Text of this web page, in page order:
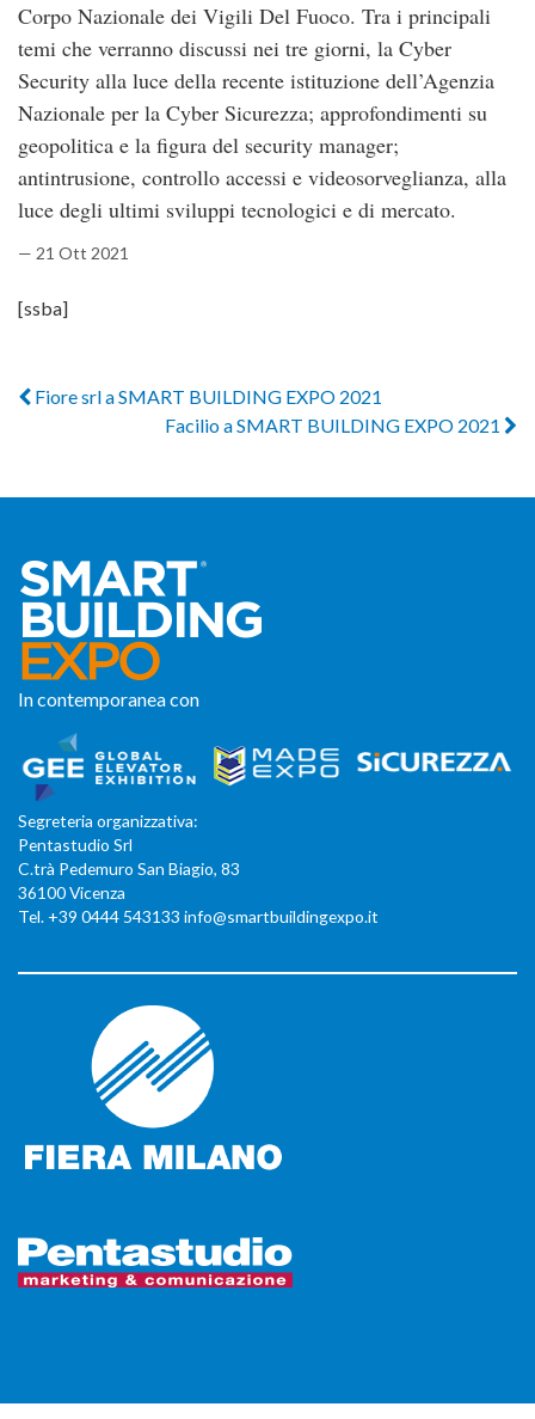
Corpo Nazionale dei Vigili Del Fuoco. Tra i principali
temi che verranno discussi nei tre giorni, la Cyber
Security alla luce della recente istituzione dell’Agenzia
Nazionale per la Cyber Sicurezza; approfondimenti su
geopolitica e la figura del security manager;
antintrusione, controllo accessi e videosorveglianza, alla
luce degli ultimi sviluppi tecnologici e di mercato.
— 21 Ott 2021
[ssba]
Fiore srl a SMART BUILDING EXPO 2021
Facilio a SMART BUILDING EXPO 2021
In contemporanea con
Segreteria organizzativa:
Pentastudio Srl
C.trà Pedemuro San Biagio, 83
36100 Vicenza
Tel. +39 0444 543133 info@smartbuildingexpo.it